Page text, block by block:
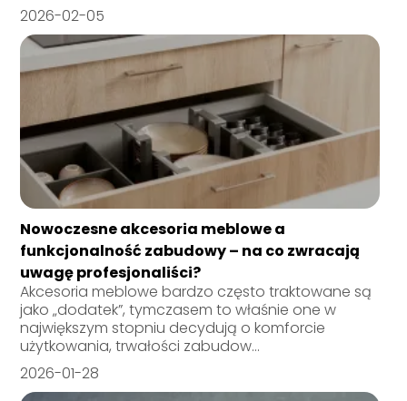
2026-02-05
Nowoczesne akcesoria meblowe a
funkcjonalność zabudowy – na co zwracają
uwagę profesjonaliści?
Akcesoria meblowe bardzo często traktowane są
jako „dodatek”, tymczasem to właśnie one w
największym stopniu decydują o komforcie
użytkowania, trwałości zabudow...
2026-01-28